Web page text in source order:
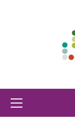
principal